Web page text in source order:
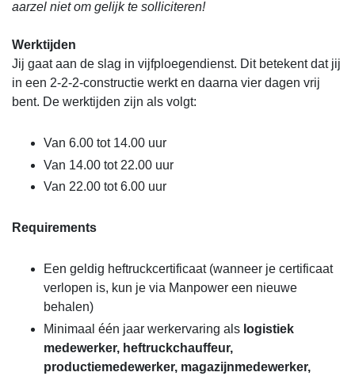
aarzel niet om gelijk te solliciteren!
Werktijden
Jij gaat aan de slag in vijfploegendienst. Dit betekent dat jij
in een 2-2-2-constructie werkt en daarna vier dagen vrij
bent. De werktijden zijn als volgt:
Van 6.00 tot 14.00 uur
Van 14.00 tot 22.00 uur
Van 22.00 tot 6.00 uur
Requirements
Een geldig heftruckcertificaat (wanneer je certificaat
verlopen is, kun je via Manpower een nieuwe
behalen)
Minimaal één jaar werkervaring als logistiek
medewerker, heftruckchauffeur,
productiemedewerker, magazijnmedewerker,